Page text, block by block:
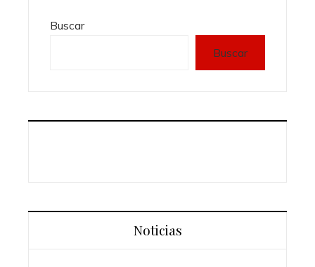
Buscar
Buscar
Noticias